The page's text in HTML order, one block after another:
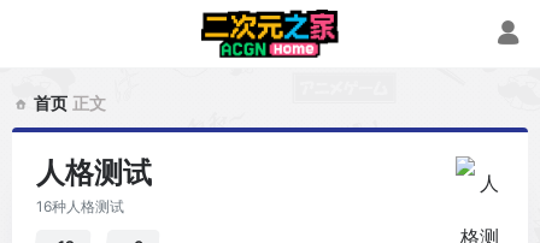
首页 正文
人格测试
16种人格测试